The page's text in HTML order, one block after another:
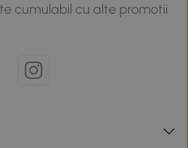
cumulabil cu alte promotii